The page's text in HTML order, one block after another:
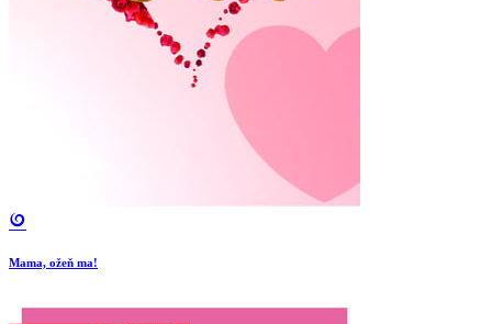
Mama, ožeň ma!